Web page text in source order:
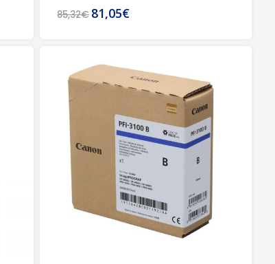
85,32€ 81,05€